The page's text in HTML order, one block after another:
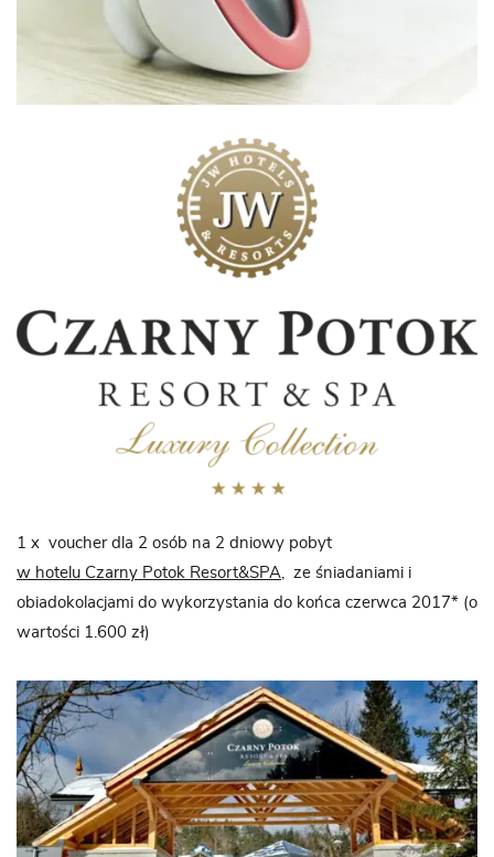
1 x voucher dla 2 osób na 2 dniowy pobyt
w hotelu Czarny Potok Resort&SPA, ze śniadaniami i
obiadokolacjami do wykorzystania do końca czerwca 2017* (o
wartości 1.600 zł)